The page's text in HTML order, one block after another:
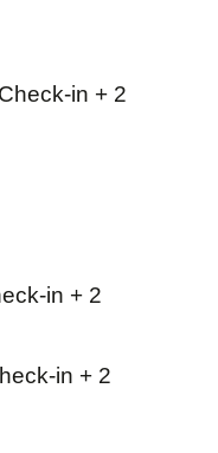
in + 2
in + 2
in + 2